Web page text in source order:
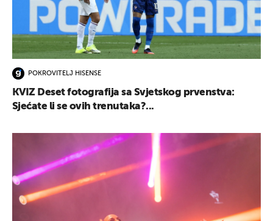
POKROVITELJ HISENSE
KVIZ Deset fotografija sa Svjetskog prvenstva:
Sjećate li se ovih trenutaka?...